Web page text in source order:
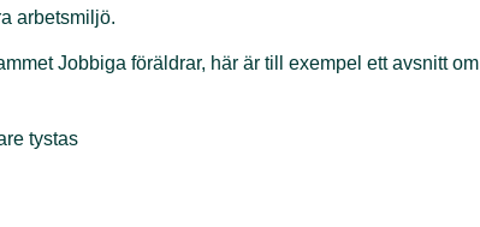
arbetsmiljö.
Jobbiga föräldrar, här är till exempel ett avsnitt om
tystas